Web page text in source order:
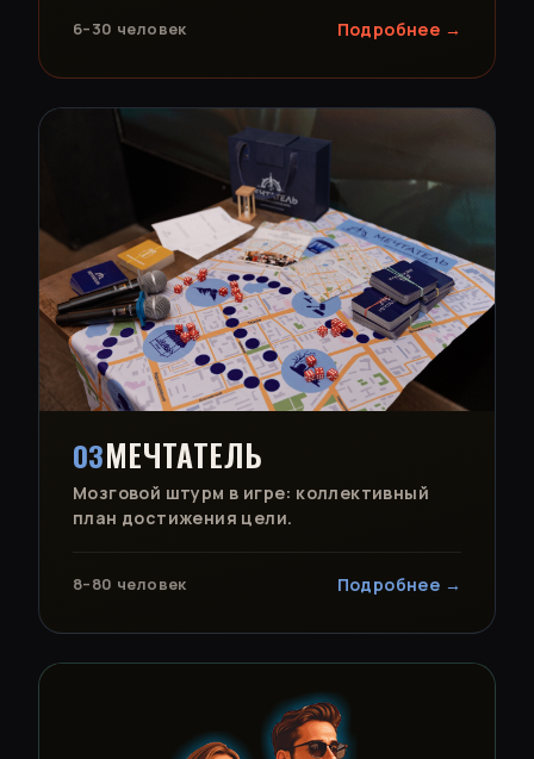
6–30 человек Подробнее →
03МЕЧТАТЕЛЬ
Мозговой штурм в игре: коллективный
план достижения цели.
8–80 человек Подробнее →